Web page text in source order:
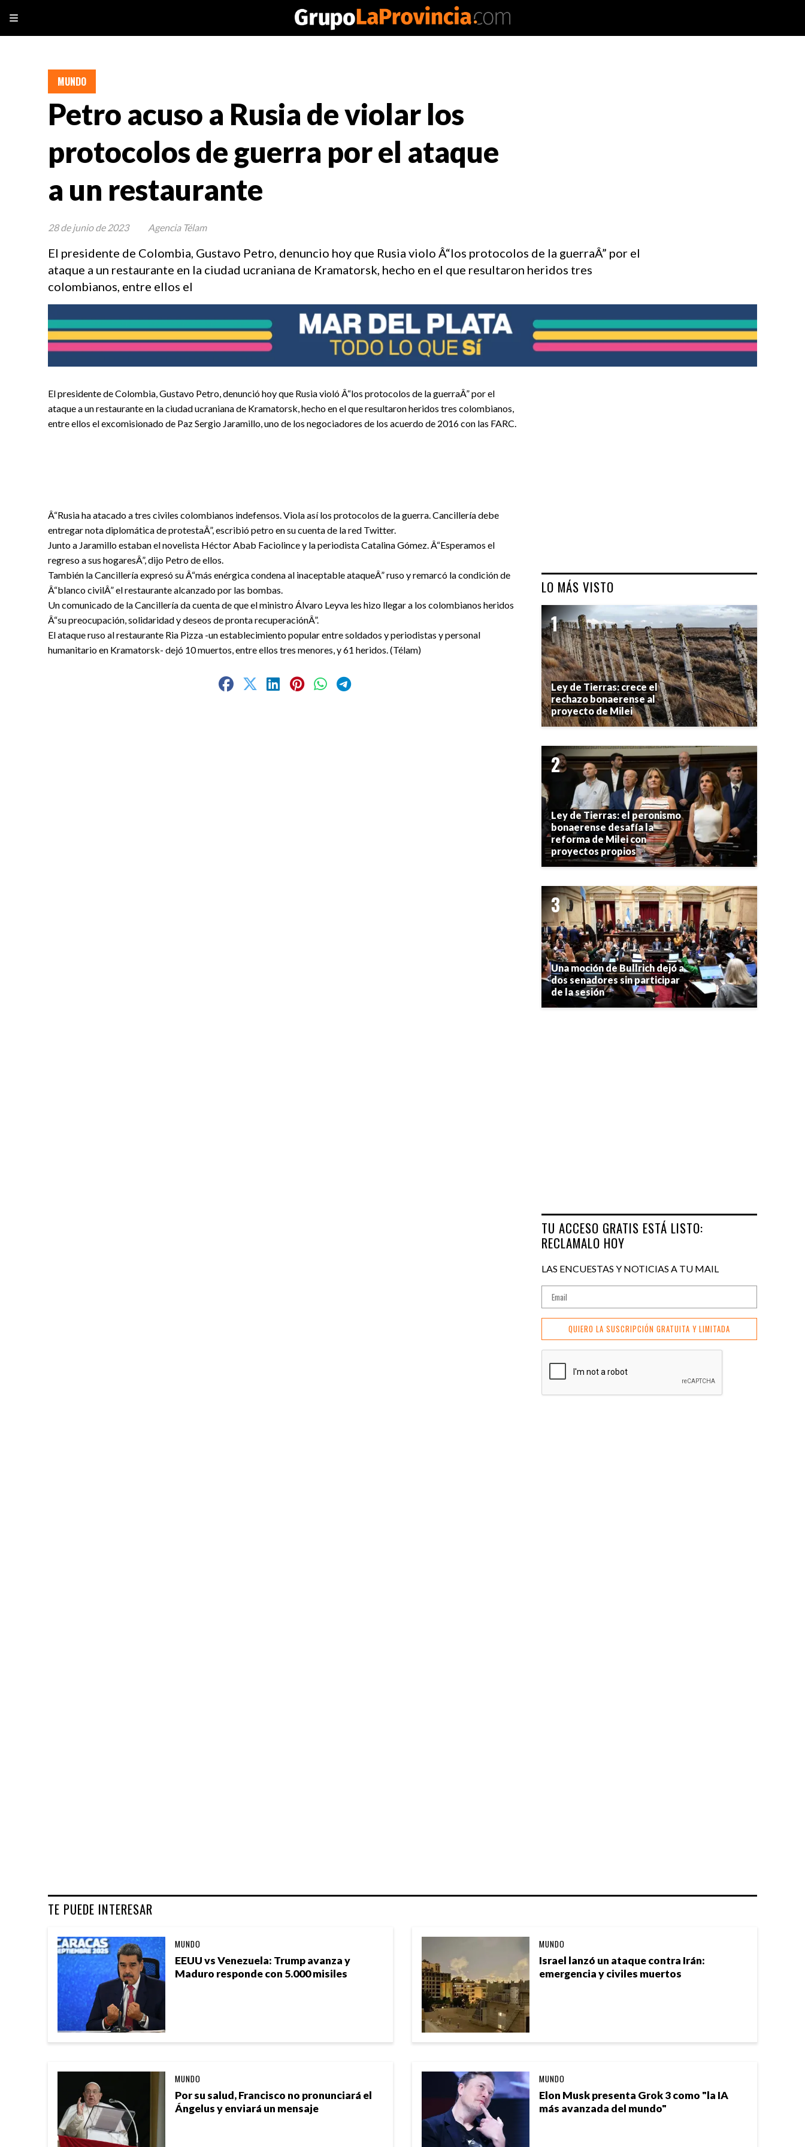
Petro acuso a Rusia de violar los
protocolos de guerra por el ataque
a un restaurante
El presidente de Colombia, Gustavo Petro, denuncio hoy que Rusia violo Â“los protocolos de la guerraÂ” por el
ataque a un restaurante en la ciudad ucraniana de Kramatorsk, hecho en el que resultaron heridos tres
colombianos, entre ellos el
MUNDO
28 de junio de 2023 Agencia Télam
El presidente de Colombia, Gustavo Petro, denunció hoy que Rusia violó Â“los protocolos de la guerraÂ” por el
ataque a un restaurante en la ciudad ucraniana de Kramatorsk, hecho en el que resultaron heridos tres colombianos,
entre ellos el excomisionado de Paz Sergio Jaramillo, uno de los negociadores de los acuerdo de 2016 con las FARC.
Â“Rusia ha atacado a tres civiles colombianos indefensos. Viola así los protocolos de la guerra. Cancillería debe
entregar nota diplomática de protestaÂ”, escribió petro en su cuenta de la red Twitter.
Junto a Jaramillo estaban el novelista Héctor Abab Faciolince y la periodista Catalina Gómez. Â“Esperamos el
regreso a sus hogaresÂ”, dijo Petro de ellos.
También la Cancillería expresó su Â“más enérgica condena al inaceptable ataqueÂ” ruso y remarcó la condición de
Â“blanco civilÂ” el restaurante alcanzado por las bombas.
Un comunicado de la Cancillería da cuenta de que el ministro Álvaro Leyva les hizo llegar a los colombianos heridos
Â“su preocupación, solidaridad y deseos de pronta recuperaciónÂ”.
El ataque ruso al restaurante Ria Pizza -un establecimiento popular entre soldados y periodistas y personal
humanitario en Kramatorsk- dejó 10 muertos, entre ellos tres menores, y 61 heridos. (Télam)
TE PUEDE INTERESAR
EEUU vs Venezuela: Trump avanza y
Maduro responde con 5.000 misiles
MUNDO
Israel lanzó un ataque contra Irán:
emergencia y civiles muertos
MUNDO
Por su salud, Francisco no pronunciará el
Ángelus y enviará un mensaje
MUNDO
Elon Musk presenta Grok 3 como "la IA
más avanzada del mundo"
MUNDO
LO MÁS VISTO
Ley de Tierras: crece el
rechazo bonaerense al
proyecto de Milei
Ley de Tierras: el peronismo
bonaerense desafía la
reforma de Milei con
proyectos propios
Una moción de Bullrich dejó a
dos senadores sin participar
de la sesión
TU ACCESO GRATIS ESTÁ LISTO:
RECLAMALO HOY
LAS ENCUESTAS Y NOTICIAS A TU MAIL
QUIERO LA SUSCRIPCIÓN GRATUITA Y LIMITADA